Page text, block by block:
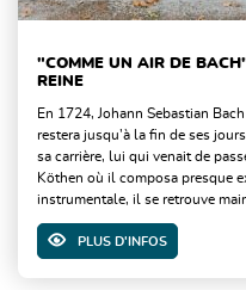
"COMME UN AIR DE
REINE
En 1724, Johann Sebastian
restera jusqu’à la fin de ses
sa carrière, lui qui venait de
Köthen où il composa presque
instrumentale, il se retrouve
PLUS D'INFOS